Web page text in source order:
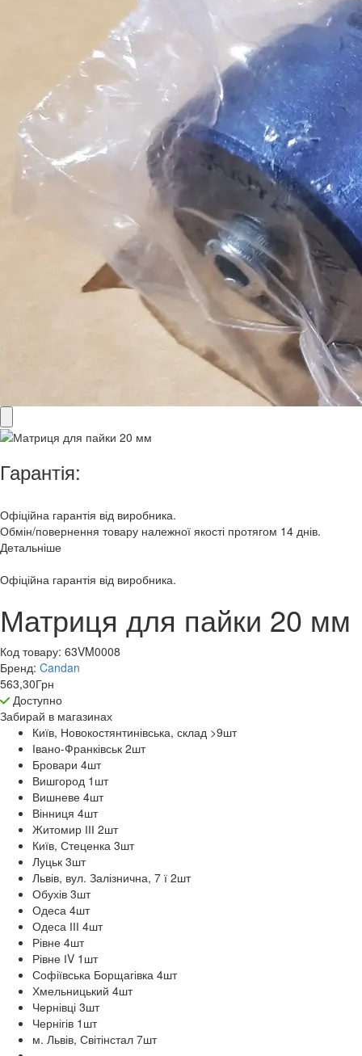
Гарантія:
Офіційна гарантія від виробника.
Обмін/повернення товару належної якості протягом 14 днів.
Детальніше
Офіційна гарантія від виробника.
Матриця для пайки 20 мм
Код товару: 63VM0008
Бренд: Candan
563,30Грн
Доступно
Забирай в магазинах
Київ, Новокостянтинівська, склад >9шт
Івано-Франківськ 2шт
Бровари 4шт
Вишгород 1 шт
Вишневе 4шт
Вінниця 4шт
Житомир ІІІ 2шт
Київ, Стеценка 3шт
Луцьк 3шт
Львів, вул. Залізнична, 7 ї 2шт
Обухів 3шт
Одеса 4шт
Одеса ІІІ 4шт
Рівне 4шт
Рівне ІV 1 шт
Софіївська Борщагівка 4шт
Хмельницький 4шт
Чернівці 3шт
Чернігів 1 шт
м. Львів, Світінстал 7шт